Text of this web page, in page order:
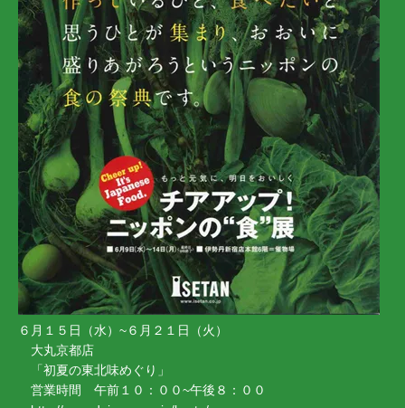
６月１５日（水）~６月２１日（火）
大丸京都店
「初夏の東北味めぐり」
営業時間 午前１０：００~午後８：００